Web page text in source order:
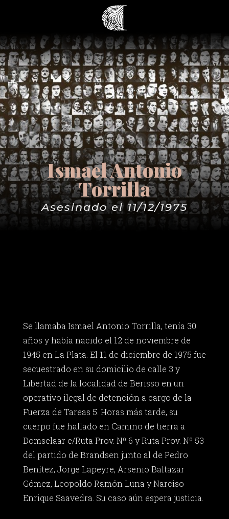
Ismael Antonio
Torrilla
Asesinado el 11/12/1975
Se llamaba Ismael Antonio Torrilla, tenía 30
años y había nacido el 12 de noviembre de
1945 en La Plata. El 11 de diciembre de 1975 fue
secuestrado en su domicilio de calle 3 y
Libertad de la localidad de Berisso en un
operativo ilegal de detención a cargo de la
Fuerza de Tareas 5. Horas más tarde, su
cuerpo fue hallado en Camino de tierra a
Domselaar e/Ruta Prov. Nº 6 y Ruta Prov. Nº 53
del partido de Brandsen junto al de Pedro
Benítez, Jorge Lapeyre, Arsenio Baltazar
Gómez, Leopoldo Ramón Luna y Narciso
Enrique Saavedra. Su caso aún espera justicia.